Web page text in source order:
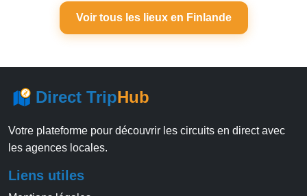
Voir tous les lieux en Finlande
Direct TripHub
Votre plateforme pour découvrir les circuits en direct avec
les agences locales.
Liens utiles